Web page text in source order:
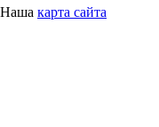
Наша карта сайта